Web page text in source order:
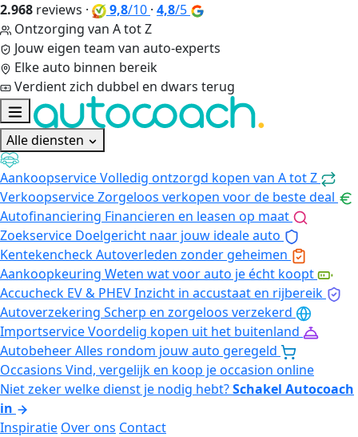
2.968 reviews · 9,8/10 · 4,8/5
Ontzorging van A tot Z
Jouw eigen team van auto-experts
Elke auto binnen bereik
Verdient zich dubbel en dwars terug
Alle diensten
AankoopserviceVolledig ontzorgd kopen van A tot Z
VerkoopserviceZorgeloos verkopen voor de beste deal
Autofinanciering Financieren en leasen op maat
Zoekservice Doelgericht naar jouw ideale auto
KentekencheckAutoverleden zonder geheimen
Aankoopkeuring Weten wat voor auto je écht koopt
Accucheck EV & PHEVInzicht in accustaat en rijbereik
Autoverzekering Scherp en zorgeloos verzekerd
ImportserviceVoordelig kopen uit het buitenland
AutobeheerAlles rondom jouw auto geregeld
Occasions Vind, vergelijk en koop je occasion online
Niet zeker welke dienst je nodig hebt?Schakel Autocoach
in
Inspiratie Over ons Contact